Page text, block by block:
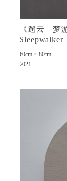
《遛云—梦
Sleepwalker
60cm × 80cm
2021